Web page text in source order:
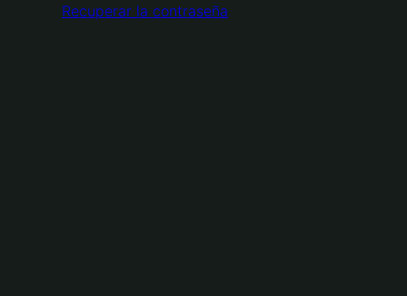
Recuperar la contraseña